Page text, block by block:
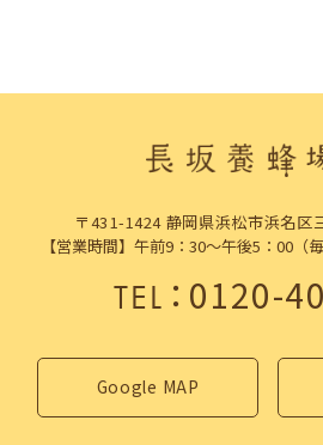
〒431-1424 静岡県浜松市浜名区
【営業時間】午前9：30～午後5：00（
TEL：0120-
Google MAP